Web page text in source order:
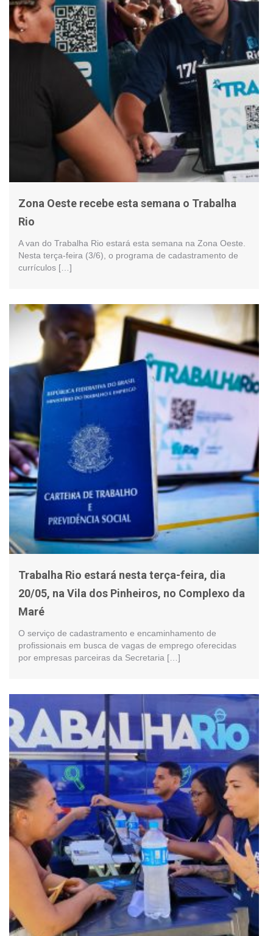
Zona Oeste recebe esta semana o Trabalha
Rio
A van do Trabalha Rio estará esta semana na Zona Oeste.
Nesta terça-feira (3/6), o programa de cadastramento de
currículos […]
Trabalha Rio estará nesta terça-feira, dia
20/05, na Vila dos Pinheiros, no Complexo da
Maré
O serviço de cadastramento e encaminhamento de
profissionais em busca de vagas de emprego oferecidas
por empresas parceiras da Secretaria […]